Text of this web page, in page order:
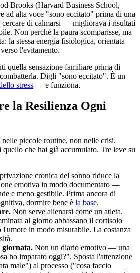
Brooks (Harvard Business School,
ad alta voce "sono eccitato" prima di una
di calmarsi — migliorava i risultati
Non perché la paura scomparisse, ma
la stessa energia fisiologica, orientata
l'evitamento.
quella sensazione familiare prima di
Digli "sono eccitato". È un
stress — e funziona.
la Resilienza Ogni
nelle piccole routine, non nelle crisi.
che hai già accumulato. Tre leve su
cronica del sonno riduce la
emotiva in modo documentato —
e meno gestibile. Prima ancora di
dormire bene è la base.
Non serve allenarsi come un atleta.
al giorno abbassano il cortisolo
l'umore in modo misurabile. La costanza
giornata. Non un diario emotivo — una
ho imparato oggi?". Sposta l'attenzione
male") al processo ("cosa faccio